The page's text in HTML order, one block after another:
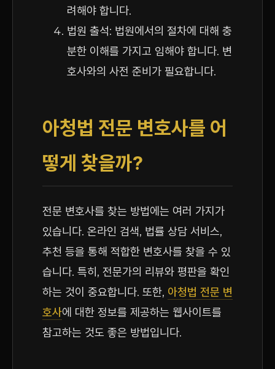
려해야 합니다.
법원 출석: 법원에서의 절차에 대해 충
분한 이해를 가지고 임해야 합니다. 변
호사와의 사전 준비가 필요합니다.
아청법 전문 변호사를 어
떻게 찾을까?
전문 변호사를 찾는 방법에는 여러 가지가
있습니다. 온라인 검색, 법률 상담 서비스,
추천 등을 통해 적합한 변호사를 찾을 수 있
습니다. 특히, 전문가의 리뷰와 평판을 확인
하는 것이 중요합니다. 또한, 아청법 전문 변
호사에 대한 정보를 제공하는 웹사이트를
참고하는 것도 좋은 방법입니다.